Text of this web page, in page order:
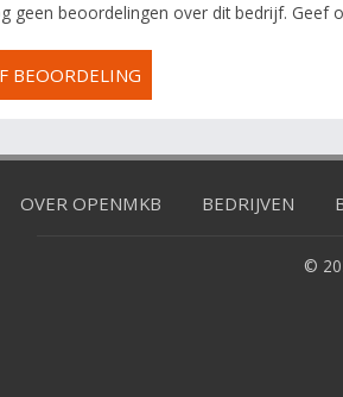
geen beoordelingen over dit bedrijf. Geef
BEOORDELING
OVER OPENMKB BEDRIJVEN
©